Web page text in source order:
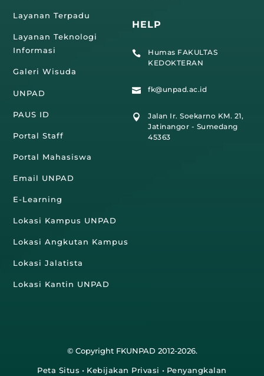
Layanan Terpadu
Layanan Teknologi
Informasi
Galeri Wisuda
UNPAD
PAUS ID
Portal Staff
Portal Mahasiswa
Email UNPAD
E-Learning
Lokasi Kampus UNPAD
Lokasi Angkutan Kampus
Lokasi Jalatista
Lokasi Kantin UNPAD
HELP

Humas FAKULTAS
KEDOKTERAN
 fk@unpad.ac.id

Jalan Ir. Soekarno KM. 21,
Jatinangor - Sumedang
45363
© Copyright FKUNPAD 2012-2026.
Peta Situs • Kebijakan Privasi • Penyangkalan